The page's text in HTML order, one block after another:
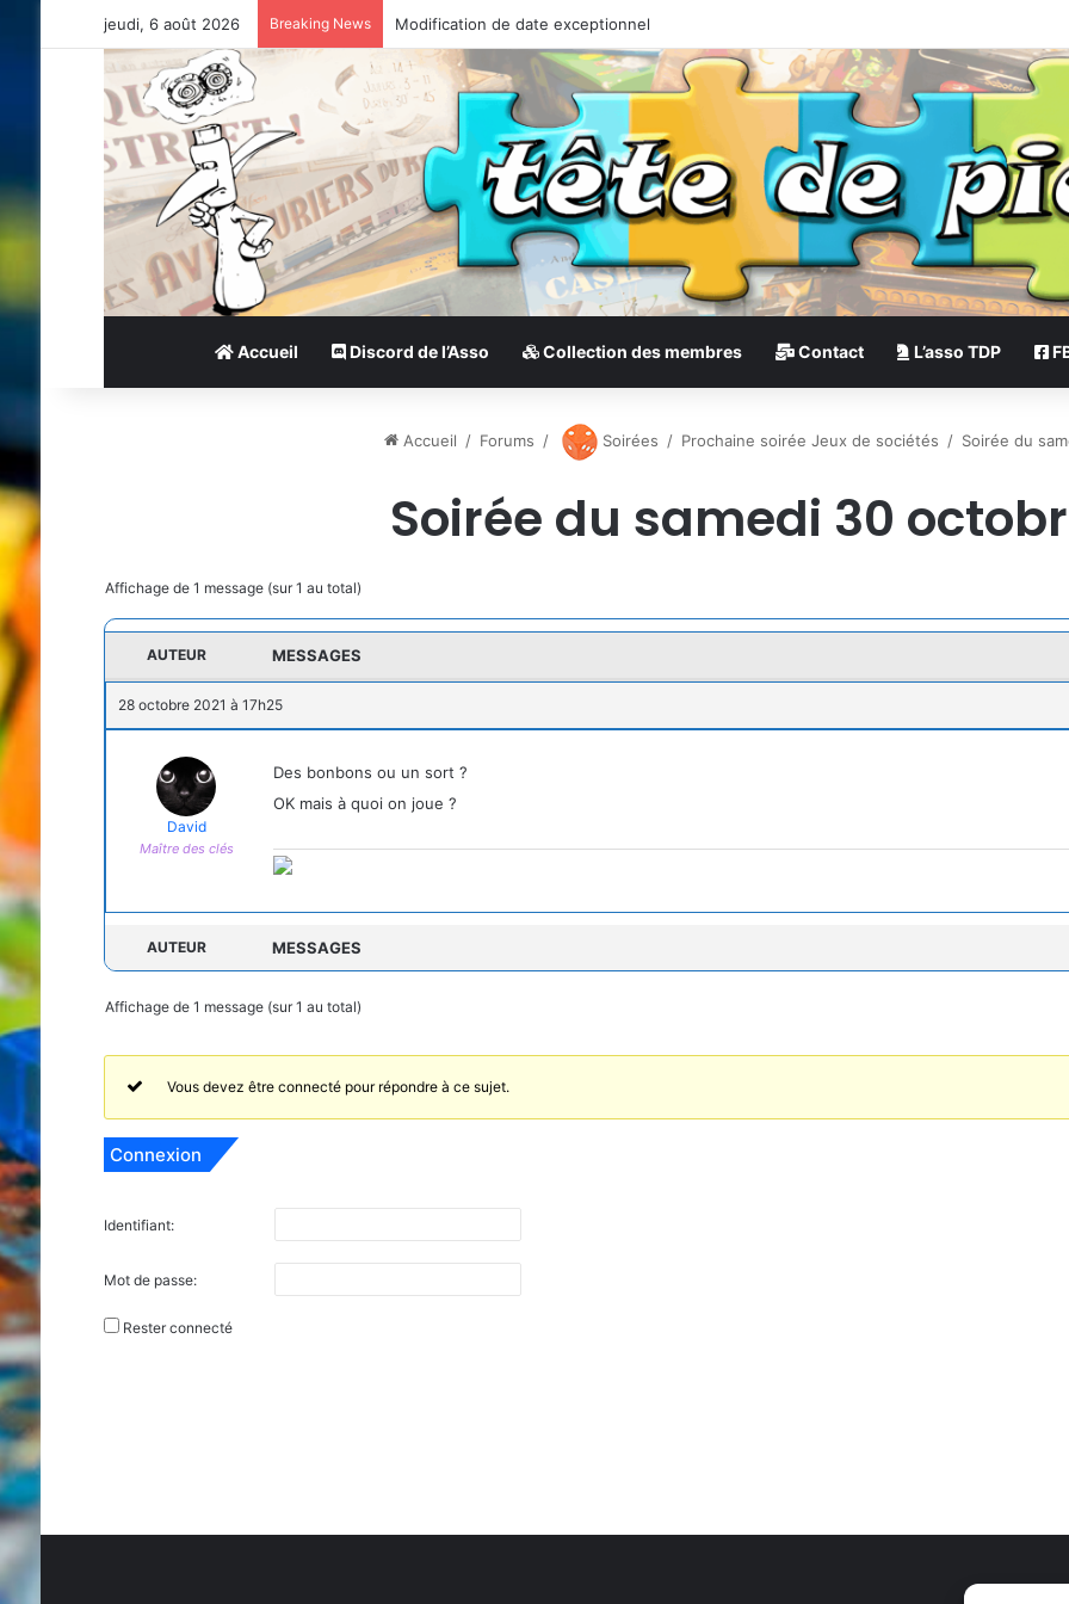
jeudi, 6 août 2026 Breaking News Modification de date exceptionnel
Accueil Discord de l’Asso Collection des membres Contact L’asso TDP
Accueil / Forums / Soirées / Prochaine soirée Jeux de sociétés / Soirée du
Soirée du samedi 30
Affichage de 1 message (sur 1 au total)
AUTEUR MESSAGES
28 octobre 2021 à 17h25
David
Maître des clés
Des bonbons ou un sort ?
OK mais à quoi on joue ?
AUTEUR MESSAGES
Affichage de 1 message (sur 1 au total)
Vous devez être connecté pour répondre à ce sujet.
Connexion
Identifiant:
Mot de passe:
Rester connecté